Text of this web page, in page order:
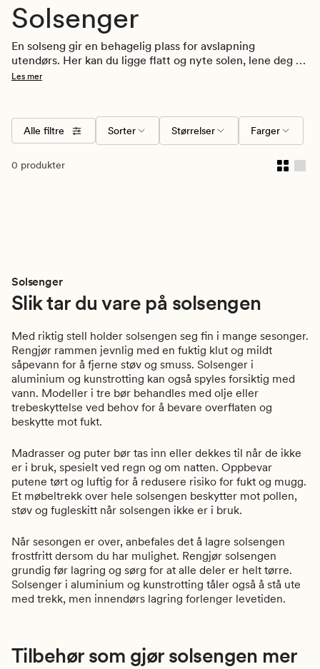
Solsenger
En solseng gir en behagelig plass for avslapning
utendørs. Her kan du ligge flatt og nyte solen, lene deg
tilbake med en bok eller ta en pause i skyggen.
ro og hvile. Her finner du solsenger i ulike materialer og
utforminger, tilpasset forskjellige uteplasser og behov.
Les mer
Alle filtre Sorter Størrelser Farger
0 produkter
Solsenger
Slik tar du vare på solsengen
Med riktig stell holder solsengen seg fin i mange sesonger.
Rengjør rammen jevnlig med en fuktig klut og mildt
såpevann for å fjerne støv og smuss. Solsenger i
aluminium og kunstrotting kan også spyles forsiktig med
vann. Modeller i tre bør behandles med olje eller
trebeskyttelse ved behov for å bevare overflaten og
beskytte mot fukt.
Madrasser og puter bør tas inn eller dekkes til når de ikke
er i bruk, spesielt ved regn og om natten. Oppbevar
putene tørt og luftig for å redusere risiko for fukt og mugg.
Et møbeltrekk over hele solsengen beskytter mot pollen,
støv og fugleskitt når solsengen ikke er i bruk.
Når sesongen er over, anbefales det å lagre solsengen
frostfritt dersom du har mulighet. Rengjør solsengen
grundig før lagring og sørg for at alle deler er helt tørre.
Solsenger i aluminium og kunstrotting tåler også å stå ute
med trekk, men innendørs lagring forlenger levetiden.
Tilbehør som gjør solsengen mer